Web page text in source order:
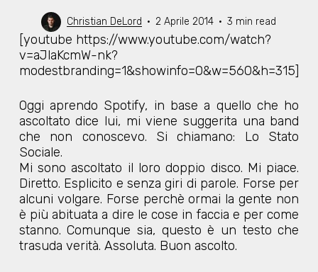
Christian DeLord 2 Aprile 2014 3 min read
[youtube https://www.youtube.com/watch?
v=aJlaKcmW-nk?
modestbranding=1&showinfo=0&w=560&h=315]
Oggi aprendo Spotify, in base a quello che ho
ascoltato dice lui, mi viene suggerita una band
che non conoscevo. Si chiamano: Lo Stato
Sociale.
Mi sono ascoltato il loro doppio disco. Mi piace.
Diretto. Esplicito e senza giri di parole. Forse per
alcuni volgare. Forse perchè ormai la gente non
è più abituata a dire le cose in faccia e per come
stanno. Comunque sia, questo è un testo che
trasuda verità. Assoluta. Buon ascolto.